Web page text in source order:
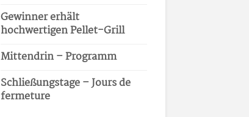
Gewinner erhält
hochwertigen Pellet-Grill
Mittendrin – Programm
Schließungstage – Jours de
fermeture